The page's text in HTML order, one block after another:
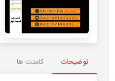
توضیحات کامنت ها